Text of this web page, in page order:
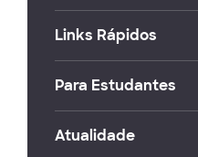
Links Rápidos
Para Estudantes
Atualidade